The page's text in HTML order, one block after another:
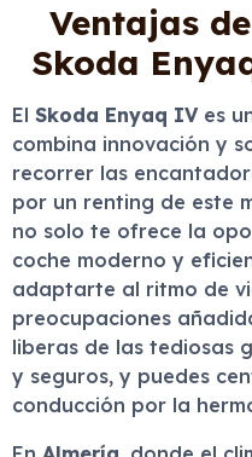
Ventajas
Skoda
El Skoda Enyaq IVes
combina innovación y
recorrer las
por un renting de este
no solo te ofrece la
coche moderno y
adaptarte al ritmo de
preocupaciones
liberas de las tediosas
y seguros, y puedes
conducción por la